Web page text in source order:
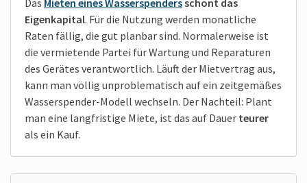
Eigenkapital. Für die Nutzung werden monatliche
Raten fällig, die gut planbar sind. Normalerweise ist
die vermietende Partei für Wartung und Reparaturen
des Gerätes verantwortlich. Läuft der Mietvertrag aus,
kann man völlig unproblematisch auf ein zeitgemäßes
Wasserspender-Modell wechseln. Der Nachteil: Plant
man eine langfristige Miete, ist das auf Dauer teurer
als ein Kauf.